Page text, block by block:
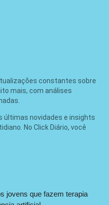
constantes sobre
mais, com análises
últimas novidades e insights
No Click Diário, você
jovens que fazem terapia